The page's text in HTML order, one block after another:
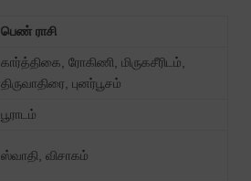
பெண் ராசி
கார்த்திகை, ரோகிணி, மிருகசீரிடம்,
திருவாதிரை, புனர்பூசம்
பூராடம்
ஸ்வாதி, விசாகம்